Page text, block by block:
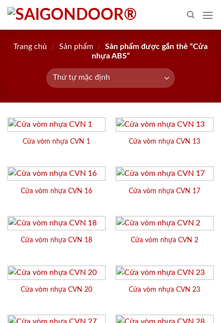
Skip
content
Trang chủ / Sản phẩm /
Sản phẩm được gắn thẻ “Cửa
nhựa ABS”
Cửa vòm nhựa CVN 1 Cửa vòm nhựa CVN 13
Cửa vòm nhựa CVN 16 Cửa vòm nhựa CVN 17
Cửa vòm nhựa CVN 18 Cửa vòm nhựa CVN 2
Cửa vòm nhựa CVN 20 Cửa vòm nhựa CVN 23